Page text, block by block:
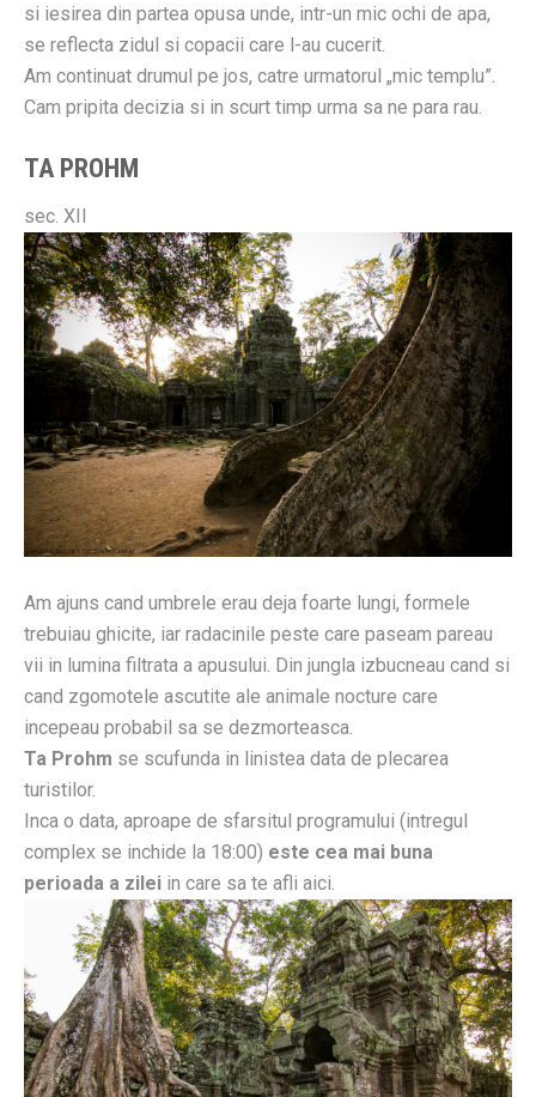
si iesirea din partea opusa unde, intr-un mic ochi de apa,
se reflecta zidul si copacii care l-au cucerit.
Am continuat drumul pe jos, catre urmatorul „mic templu”.
Cam pripita decizia si in scurt timp urma sa ne para rau.
TA PROHM
sec. XII
Am ajuns cand umbrele erau deja foarte lungi, formele
trebuiau ghicite, iar radacinile peste care paseam pareau
vii in lumina filtrata a apusului. Din jungla izbucneau cand si
cand zgomotele ascutite ale animale nocture care
incepeau probabil sa se dezmorteasca.
Ta Prohm se scufunda in linistea data de plecarea
turistilor.
Inca o data, aproape de sfarsitul programului (intregul
complex se inchide la 18:00) este cea mai buna
perioada a zilei in care sa te afli aici.